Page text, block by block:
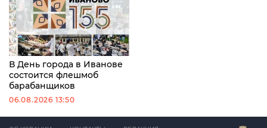
В День города в Иванове
состоится флешмоб
барабанщиков
06.08.2026 13:50